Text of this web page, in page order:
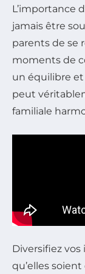
L’importance
jamais être
parents de se
moments de
un équilibre
peut
familiale
Diversifiez vos
qu’elles